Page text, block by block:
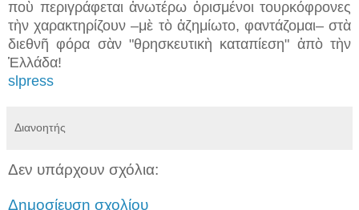
ποὺ περιγράφεται ἀνωτέρω ὁρισμένοι τουρκόφρονες
τὴν χαρακτηρίζουν –μὲ τὸ ἀζημίωτο, φαντάζομαι– στὰ
διεθνῆ φόρα σὰν "θρησκευτικὴ καταπίεση" ἀπὸ τὴν
Ἑλλάδα!
slpress
Διανοητής
Δεν υπάρχουν σχόλια:
Δημοσίευση σχολίου